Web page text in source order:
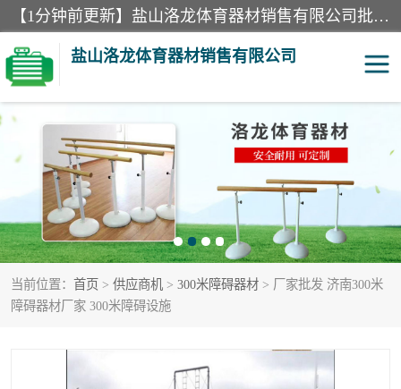
【1分钟前更新】盐山洛龙体育器材销售有限公司批量供应：300米障碍器材、400米障碍器材、部队训练器材、双杠、体操垫、舞蹈把杆等产品。盐山洛龙体育器材销售有限公司经过多年的发展，集研发，生产，销售，售后服务为一体. 奉行“质量，信誉，服务”的宗旨，以开拓创新的精神和真诚守信的态度积极进取。
盐山洛龙体育器材销售有限公司
当前位置： 首页 > 供应商机 > 300米障碍器材 > 厂家批发 济南300米
障碍器材厂家 300米障碍设施
单双杠 舞蹈把杆
400米障碍器材 体操垫
300米障碍器材 攀爬架
塑胶跑道 400米障碍器材1